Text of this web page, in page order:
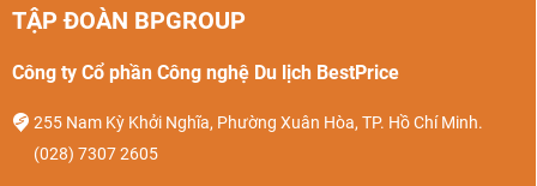
TẬP ĐOÀN BPGROUP
Công ty Cổ phần Công nghệ Du lịch BestPrice
255 Nam Kỳ Khởi Nghĩa, Phường Xuân Hòa, TP. Hồ Chí Minh.
(028) 7307 2605